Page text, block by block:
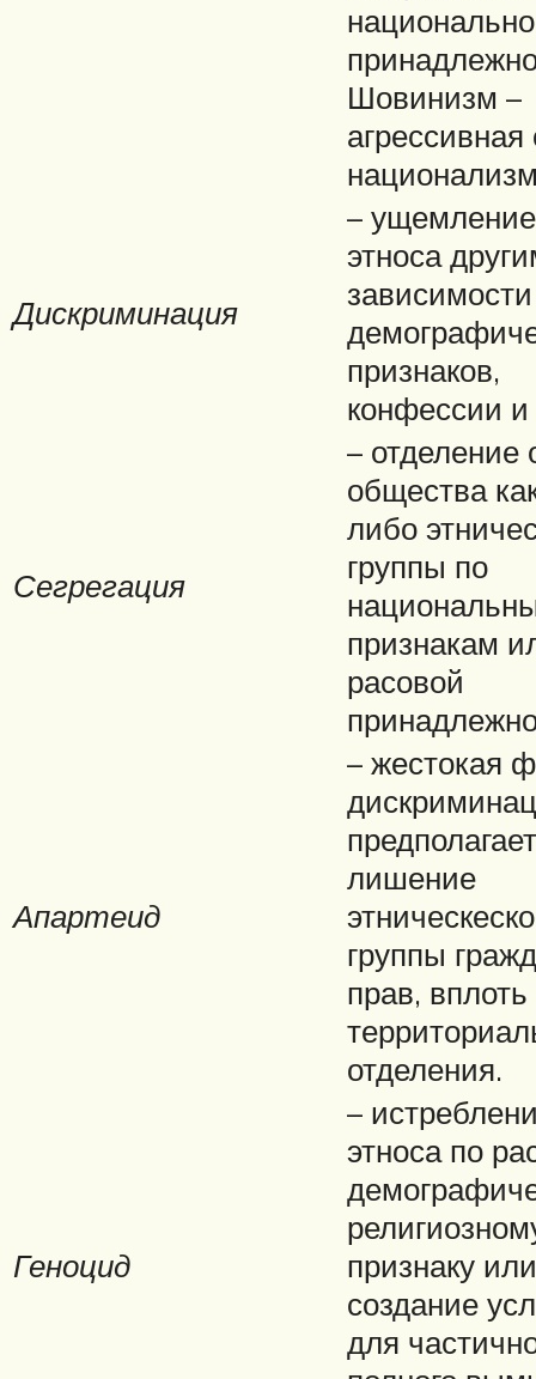
Шовинизм –
агрессивная
Дискриминация
– ущемление
этноса
признаков,
конфессии и
Сегрегация
– отделение
общества
либо
группы по
признакам
расовой
Апартеид
– жестокая
предполагает
лишение
группы
прав,
отделения.
Геноцид
–
этноса по
признаку
создание
для